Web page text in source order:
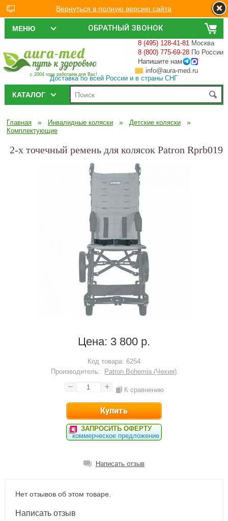
ОБРАТНЫЙ ЗВОНОК
МЕНЮ
с 2004 года работаем для Вас!
8 (495) 128-41-81 Москва
8 (800) 775-69-28 По России
Напишите нам
info@aura-med.ru
Доставка по всей России и в страны СНГ
КАТАЛОГ
Главная » Инвалидные коляски » Детские коляски »
Комплектующие
2-х точечный ремень для колясок Patron Rprb019
Цена: 3 800 р.
Код товара: 6254
Производитель:
Patron Bohemia (Чехия)
К сравнению
ЗАПРОСИТЬ ОФЕРТУ
коммерческое предложение
Написать отзыв
Нет отзывов об этом товаре.
Написать отзыв
Вернуться в полную версию сайта